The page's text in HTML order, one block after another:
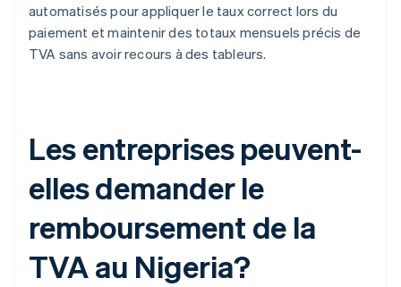
automatisés pour appliquer le taux correct lors du
paiement et maintenir des totaux mensuels précis de
TVA sans avoir recours à des tableurs.
Les entreprises peuvent-
elles demander le
remboursement de la
TVA au Nigeria?